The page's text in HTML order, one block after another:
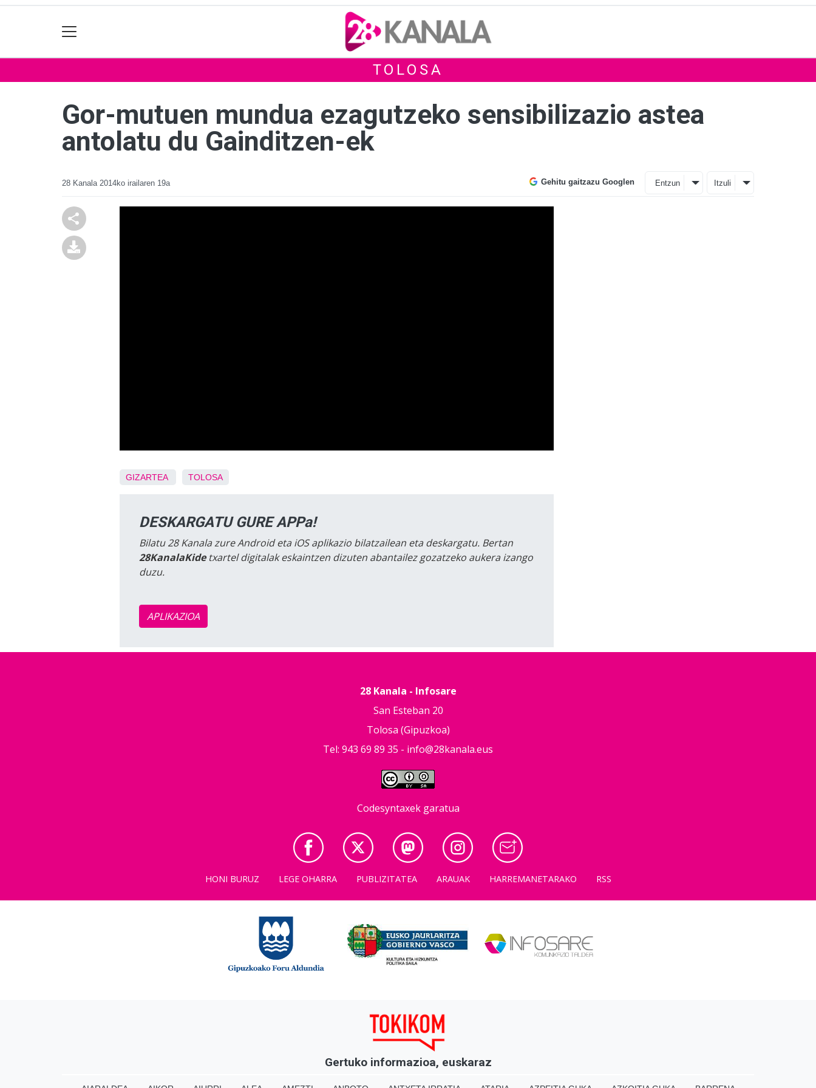
TOLOSA
Gor-mutuen mundua ezagutzeko sensibilizazio astea
antolatu du Gainditzen-ek
28 Kanala 2014ko irailaren 19a Gehitu gaitzazu Googlen Entzun Itzuli
GIZARTEA TOLOSA
DESKARGATU GURE APPa!
Bilatu 28 Kanala zure Android eta iOS aplikazio bilatzailean eta deskargatu. Bertan
28KanalaKidetxartel digitalak eskaintzen dizuten abantailez gozatzeko aukera izango
duzu.
APLIKAZIOA
28 Kanala - Infosare
San Esteban 20
Tolosa (Gipuzkoa)
Tel: 943 69 89 35 - info@28kanala.eus
Codesyntaxek garatua
HONI BURUZ LEGE OHARRA PUBLIZITATEA ARAUAK HARREMANETARAKO RSS
Gertuko informazioa, euskaraz